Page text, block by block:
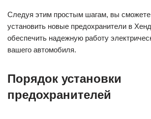
Следуя этим простым шагам, вы
установить новые предохранители в
обеспечить надежную работу
вашего автомобиля.
Порядок установки
предохранителей